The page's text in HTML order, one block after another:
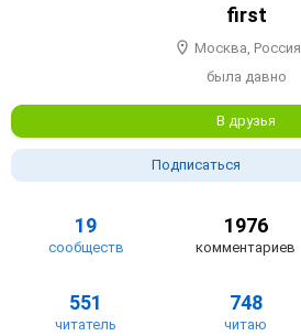
first
Москва, Россия
была давно
В друзья
Подписаться
19
сообществ
1976
комментариев
551
читатель
748
читаю